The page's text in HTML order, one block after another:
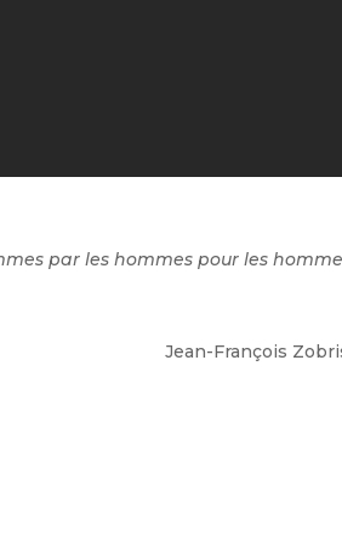
par les hommes pour les
Jean-François